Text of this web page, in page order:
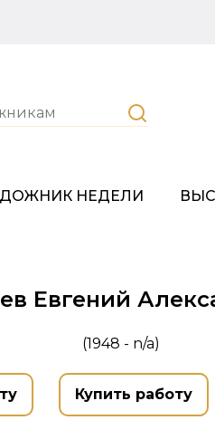
НЕДЕЛИ
Евгений
(1948 - n/a)
Купить работу